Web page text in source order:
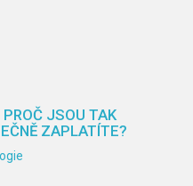
JSOU TAK
ZAPLATÍTE?